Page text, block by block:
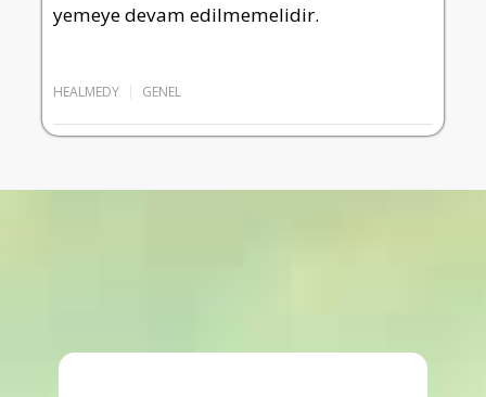
yemeye devam edilmemelidir.
HEALMEDY GENEL